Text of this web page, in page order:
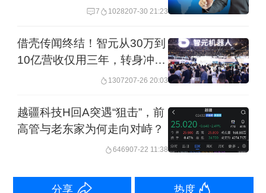
系，增加经销商模式布局力度所致。若
未来公司未及时应对外部行业政策对销
售单价的影响，以及内部成本控制体系
运转不力等因素，可能导致公司毛利率
当周，还有2家拟IPO企业终止审核，分
股份有限公司（下称“曙光集团”）、申报
7 1028207-30 21:23
借壳传闻终结！智元从30万到
10亿营收仅用三年，转身冲刺
1307207-26 20:03
越疆科技H回A突遇“狙击”，前
高管与老东家为何走向对峙？
646907-22 11:38
分享 热度